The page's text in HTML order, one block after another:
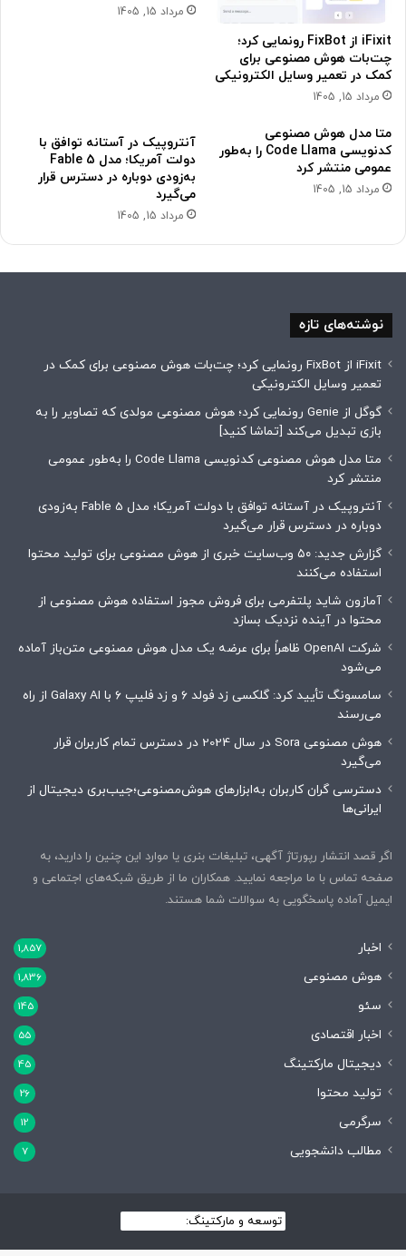
iFixit از FixBot رونمایی کرد؛
چت‌بات هوش مصنوعی برای
کمک در تعمیر وسایل الکترونیکی
مرداد 15, 1405
مرداد 15, 1405
متا مدل هوش مصنوعی
کدنویسی Code Llama را به‌طور
عمومی منتشر کرد
مرداد 15, 1405
آنتروپیک در آستانه توافق با
دولت آمریکا؛ مدل Fable 5
به‌زودی دوباره در دسترس قرار
می‌گیرد
مرداد 15, 1405
نوشته‌های تازه
iFixit از FixBot رونمایی کرد؛ چت‌بات هوش مصنوعی برای کمک در
تعمیر وسایل الکترونیکی
گوگل از Genie رونمایی کرد؛ هوش مصنوعی مولدی که تصاویر را به
بازی تبدیل می‌کند [تماشا کنید]
متا مدل هوش مصنوعی کدنویسی Code Llama را به‌طور عمومی
منتشر کرد
آنتروپیک در آستانه توافق با دولت آمریکا؛ مدل Fable 5 به‌زودی
دوباره در دسترس قرار می‌گیرد
گزارش جدید: ۵۰ وب‌سایت خبری از هوش مصنوعی برای تولید محتوا
استفاده می‌کنند
آمازون شاید پلتفرمی برای فروش مجوز استفاده هوش مصنوعی از
محتوا در آینده نزدیک بسازد
شرکت OpenAI ظاهراً برای عرضه یک مدل هوش مصنوعی متن‌باز آماده
می‌شود
سامسونگ تأیید کرد: گلکسی زد فولد ۶ و زد فلیپ ۶ با Galaxy AI از راه
می‌رسند
هوش مصنوعی Sora در سال 2024 در دسترس تمام کاربران قرار
می‌گیرد
دسترسی گران کاربران به‌ابزارهای هوش‌مصنوعی؛جیب‌بری دیجیتال از
ایرانی‌ها
اگر قصد انتشار رپورتاژ آگهی، تبلیغات بنری یا موارد این چنین را دارید، به
صفحه تماس با ما مراجعه نمایید. همکاران ما از طریق شبکه‌های اجتماعی و
ایمیل آماده پاسخگویی به سوالات شما هستند.
اخبار 1,857
هوش مصنوعی 1,836
سئو 145
اخبار اقتصادی 55
دیجیتال مارکتینگ 45
تولید محتوا 26
سرگرمی 12
مطالب دانشجویی 7
توسعه و مارکتینگ: